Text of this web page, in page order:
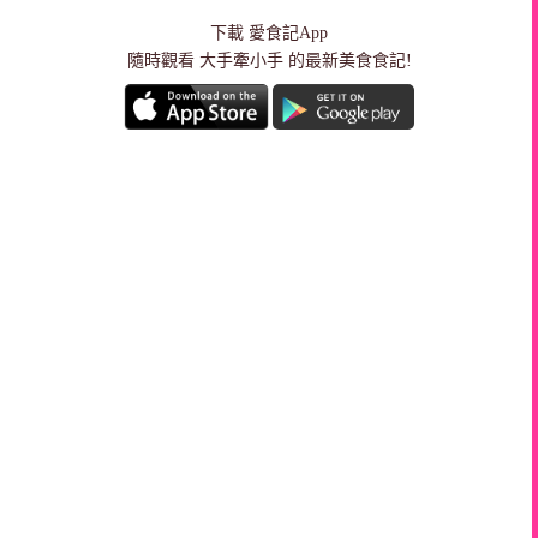
下載 愛食記App
隨時觀看 大手牽小手 的最新美食食記!